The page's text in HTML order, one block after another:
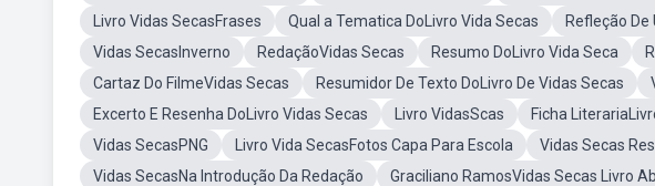
Livro Vidas SecasFrases
Qual a Tematica DoLivro Vida Secas
Refleção De
Vidas SecasInverno
RedaçãoVidas Secas Resumo DoLivro Vida Seca
Cartaz Do FilmeVidas Secas
Resumidor De Texto DoLivro De Vidas Secas
Excerto E Resenha DoLivro Vidas Secas
Livro VidasScas Ficha
Vidas SecasPNG
Livro Vida SecasFotos Capa Para Escola Vidas Secas
Vidas SecasNa Introdução Da Redação
Graciliano RamosVidas Secas Livro